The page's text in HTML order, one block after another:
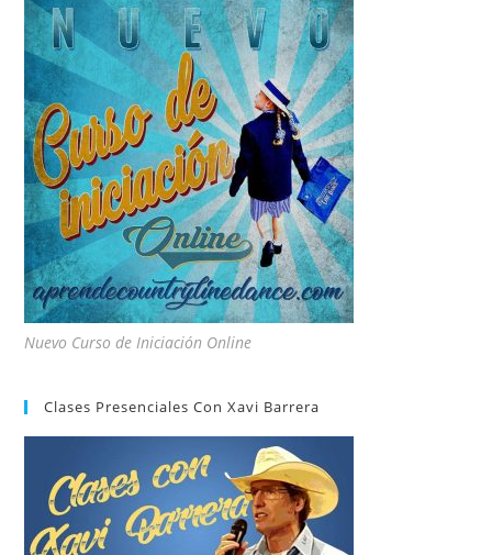
Nuevo Curso de Iniciación Online
Clases Presenciales Con Xavi Barrera